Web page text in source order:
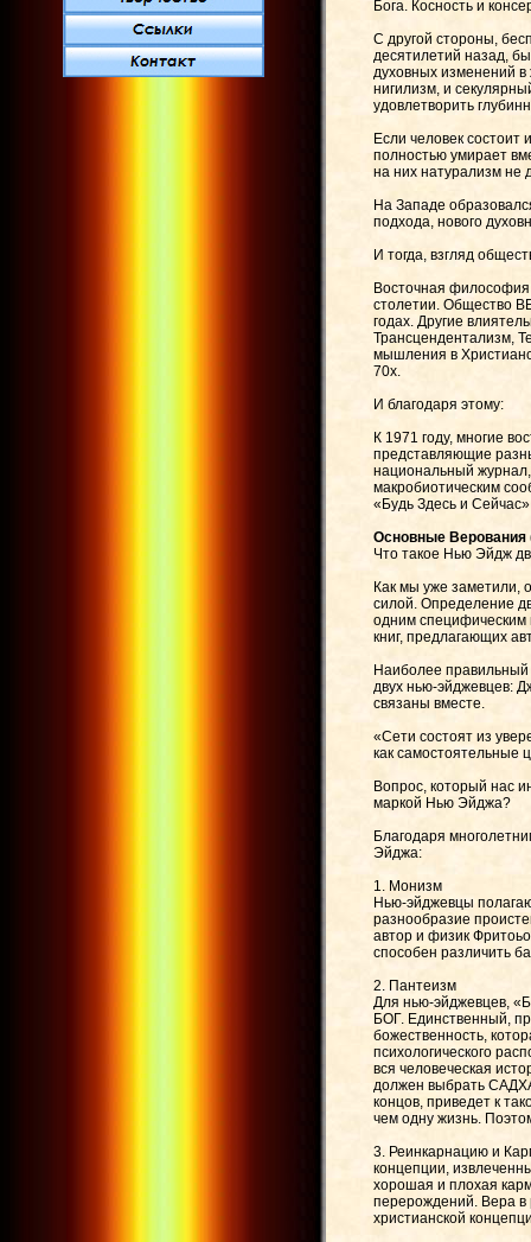
Бога. Косность и
С другой стороны,
десятилетий назад,
духовных изменений в
нигилизм, и
удовлетворить
Если человек состоит
полностью умирает
на них натурализм не
На Западе
подхода, нового
И тогда, взгляд
Восточная
столетии. Общество
годах. Другие
Трансцендентализм,
мышления в
70х.
И благодаря этому:
К 1971 году, многие
представляющие
национальный
макробиотическим
«Будь Здесь и
Основные Верования
Что такое Нью Эйдж
Как мы уже заметили,
силой. Определение
одним специфическим
книг, предлагающих
Наиболее правильный
двух нью-эйджевцев:
связаны вместе.
«Сети состоят из
как самостоятельные
Вопрос, который нас
маркой Нью Эйджа?
Благодаря
Эйджа:
1. Монизм
Нью-эйджевцы
разнообразие
автор и физик
способен различить
2. Пантеизм
Для нью-эйджевцев,
БОГ. Единственный,
божественность,
психологического
вся человеческая
должен выбрать
концов, приведет к
чем одну жизнь.
3. Реинкарнацию и
концепции,
хорошая и плохая
перерождений. Вера в
христианской